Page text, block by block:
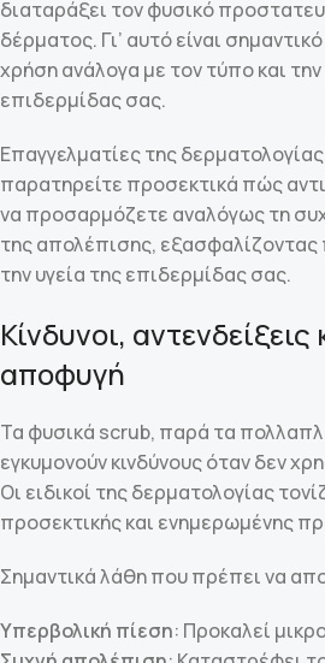
διαταράξει τον φυσικό
δέρματος. Γι’ αυτό είναι
χρήση ανάλογα με τον τύπο και
επιδερμίδας σας.
Επαγγελματίες της
παρατηρείτε προσεκτικά πώς
να προσαρμόζετε αναλόγως τη
της απολέπισης, εξασφαλίζοντας
την υγεία της επιδερμίδας σας.
Κίνδυνοι,
αποφυγή
Τα φυσικά scrub, παρά τα
εγκυμονούν κινδύνους όταν δεν
Οι ειδικοί της δερματολογίας
προσεκτικής και ενημερωμένης
Σημαντικά λάθη που πρέπει να
Υπερβολική πίεση: Προκαλεί